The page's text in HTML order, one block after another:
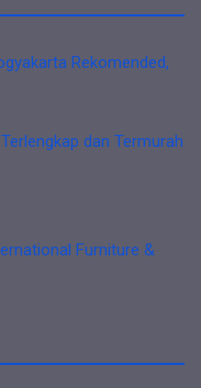
Rekomended,
dan Termurah
Furniture &